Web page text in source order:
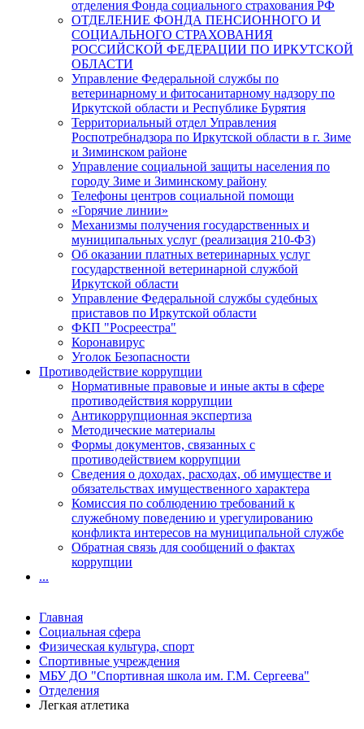
отделения Фонда социального страхования РФ
ОТДЕЛЕНИЕ ФОНДА ПЕНСИОННОГО И
СОЦИАЛЬНОГО СТРАХОВАНИЯ
РОССИЙСКОЙ ФЕДЕРАЦИИ ПО ИРКУТСКОЙ
ОБЛАСТИ
Управление Федеральной службы по
ветеринарному и фитосанитарному надзору по
Иркутской области и Республике Бурятия
Территориальный отдел Управления
Роспотребнадзора по Иркутской области в г. Зиме
и Зиминском районе
Управление социальной защиты населения по
городу Зиме и Зиминскому району
Телефоны центров социальной помощи
«Горячие линии»
Механизмы получения государственных и
муниципальных услуг (реализация 210-ФЗ)
Об оказании платных ветеринарных услуг
государственной ветеринарной службой
Иркутской области
Управление Федеральной службы судебных
приставов по Иркутской области
ФКП "Росреестра"
Коронавирус
Уголок Безопасности
Противодействие коррупции
Нормативные правовые и иные акты в сфере
противодействия коррупции
Антикоррупционная экспертиза
Методические материалы
Формы документов, связанных с
противодействием коррупции
Сведения о доходах, расходах, об имуществе и
обязательствах имущественного характера
Комиссия по соблюдению требований к
служебному поведению и урегулированию
конфликта интересов на муниципальной службе
Обратная связь для сообщений о фактах
коррупции
...
Главная
Социальная сфера
Физическая культура, спорт
Спортивные учреждения
МБУ ДО "Спортивная школа им. Г.М. Сергеева"
Отделения
Легкая атлетика